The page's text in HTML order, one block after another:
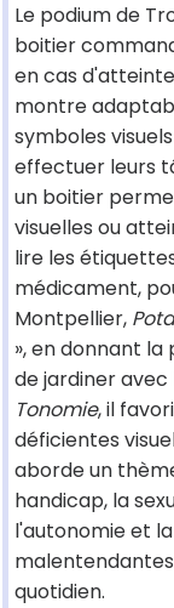
Le podium de
boitier
en cas
montre
symboles
effectuer leurs
un boitier
visuelles ou
lire les
médicament,
Montpellier,
», en donnant
de jardiner
Tonomie, il
déficientes
aborde un
handicap, la
l'autonomie et
quotidien.